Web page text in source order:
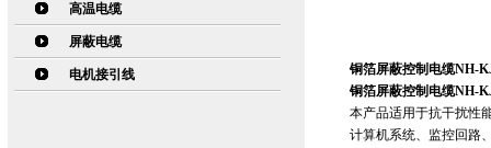
高温电缆
屏蔽电缆
电机接引线
铜箔屏蔽控制电缆NH-
铜箔屏蔽控制电缆NH-
本产品适用于抗干扰性
计算机系统、监控回路